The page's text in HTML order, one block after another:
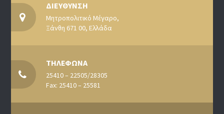
ΔΙΕΥΘΥΝΣΗ
Μητροπολιτικό Μέγαρο,
Ξάνθη 671 00, Ελλάδα
ΤΗΛΕΦΩΝΑ
25410 – 22505/28305
Fax: 25410 – 25581